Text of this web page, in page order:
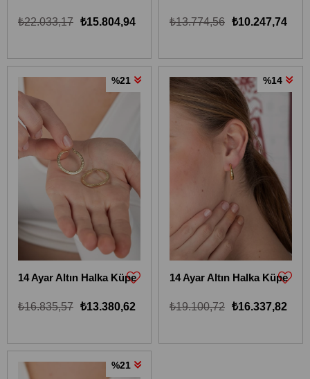
₺15.804,94
₺22.033,17 ₺10.247,74
₺13.774,56
14 Ayar Altın Halka Küpe
₺13.380,62
₺16.835,57
%21
14 Ayar Altın Halka Küpe
₺16.337,82
₺19.100,72
%14
%21